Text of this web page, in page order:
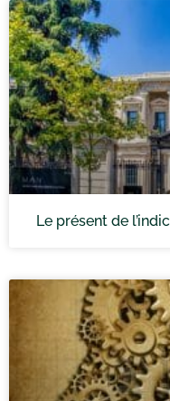
Le présent de